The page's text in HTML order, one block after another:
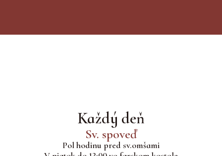
Každý deň
Sv. spoveď
Pol hodinu pred sv.omšami